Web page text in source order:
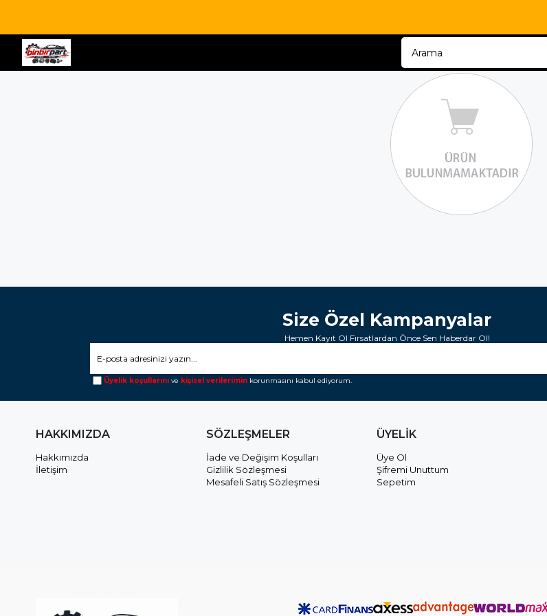
Size Özel Kampanyalar
Hemen Kayıt Ol Fırsatlardan Önce Sen Haberdar Ol!
Üyelik koşullarını ve kişisel verilerimin korunmasını kabul ediyorum.
HAKKIMIZDA
Hakkımızda
İletişim
SÖZLEŞMELER
İade ve Değişim Koşulları
Gizlilik Sözleşmesi
Mesafeli Satış Sözleşmesi
ÜYELİK
Üye Ol
Şifremi Unuttum
Sepetim